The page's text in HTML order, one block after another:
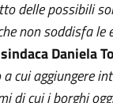
delle possibili
non soddisfa le
sindaca Daniela
cui aggiungere
di cui i borghi